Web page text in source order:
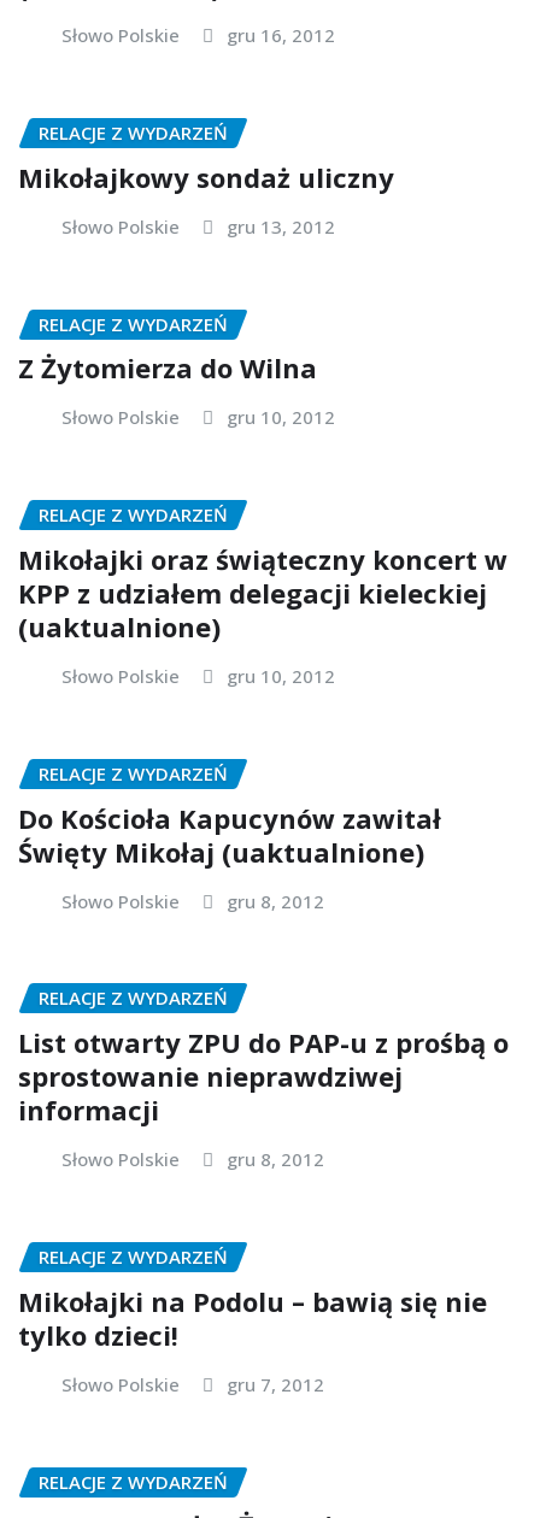
Słowo Polskie gru 16, 2012
RELACJE Z WYDARZEŃ
Mikołajkowy sondaż uliczny
Słowo Polskie gru 13, 2012
RELACJE Z WYDARZEŃ
Z Żytomierza do Wilna
Słowo Polskie gru 10, 2012
RELACJE Z WYDARZEŃ
Mikołajki oraz świąteczny koncert w
KPP z udziałem delegacji kieleckiej
(uaktualnione)
Słowo Polskie gru 10, 2012
RELACJE Z WYDARZEŃ
Do Kościoła Kapucynów zawitał
Święty Mikołaj (uaktualnione)
Słowo Polskie gru 8, 2012
RELACJE Z WYDARZEŃ
List otwarty ZPU do PAP-u z prośbą o
sprostowanie nieprawdziwej
informacji
Słowo Polskie gru 8, 2012
RELACJE Z WYDARZEŃ
Mikołajki na Podolu – bawią się nie
tylko dzieci!
Słowo Polskie gru 7, 2012
RELACJE Z WYDARZEŃ